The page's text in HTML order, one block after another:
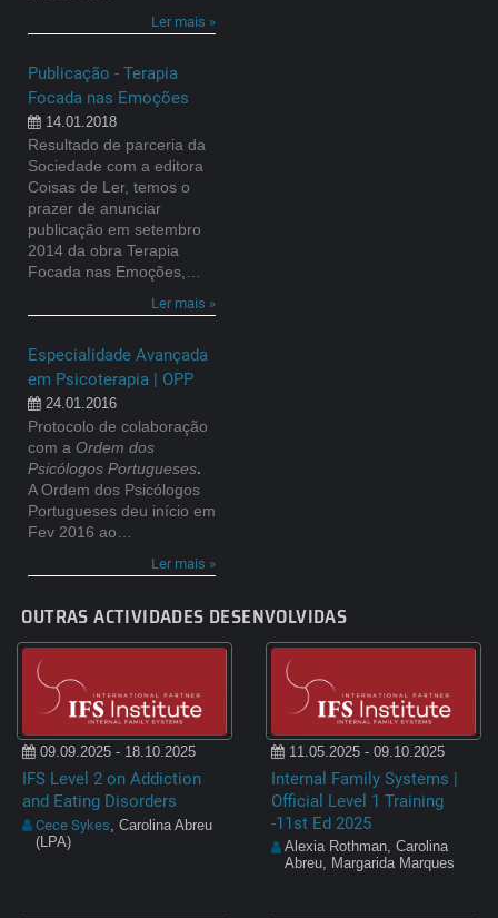
Ler mais »
Publicação - Terapia
Focada nas Emoções
14.01.2018
Resultado de parceria da
Sociedade com a editora
Coisas de Ler, temos o
prazer de anunciar
publicação em setembro
2014 da obra Terapia
Focada nas Emoções,…
Ler mais »
Especialidade Avançada
em Psicoterapia | OPP
24.01.2016
Protocolo de colaboração
com a Ordem dos
Psicólogos Portugueses.
A Ordem dos Psicólogos
Portugueses deu início em
Fev 2016 ao…
Ler mais »
OUTRAS ACTIVIDADES DESENVOLVIDAS
09.09.2025 - 18.10.2025
IFS Level 2 on Addiction
and Eating Disorders
Cece Sykes, Carolina Abreu
(LPA)
11.05.2025 - 09.10.2025
Internal Family Systems |
Official Level 1 Training
-11st Ed 2025
Alexia Rothman, Carolina
Abreu, Margarida Marques